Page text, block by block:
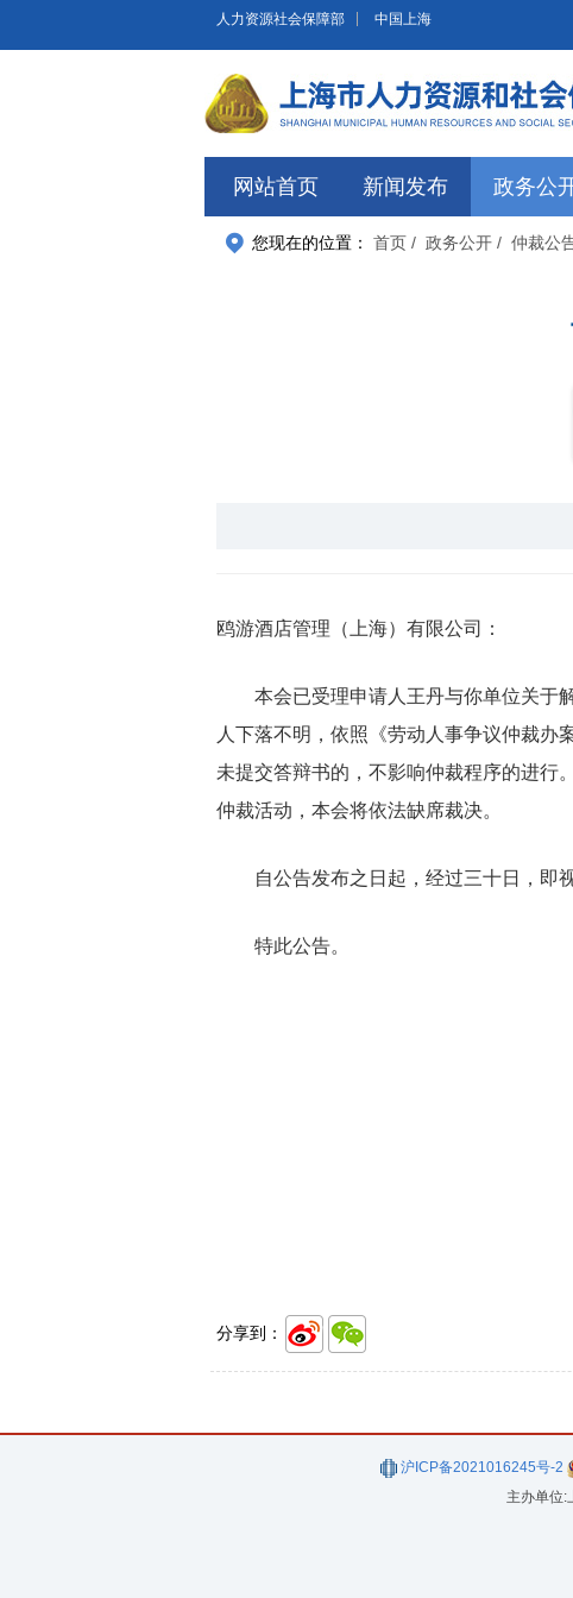
跳转到网站导航区 跳转到主要内容区域
人力资源社会保障部 中国上海
网站首页 新闻发布 政务公
您现在的位置： 首页 / 政务公开 / 仲裁公
鸥游酒店管理（上海）有限公司：
本会已受理申请人王丹与你单位关于解
人下落不明，依照《劳动人事争议仲裁办
未提交答辩书的，不影响仲裁程序的进行
仲裁活动，本会将依法缺席裁决。
自公告发布之日起，经过三十日，即视
特此公告。
分享到：
沪ICP备2021016245号-2
主办单位: